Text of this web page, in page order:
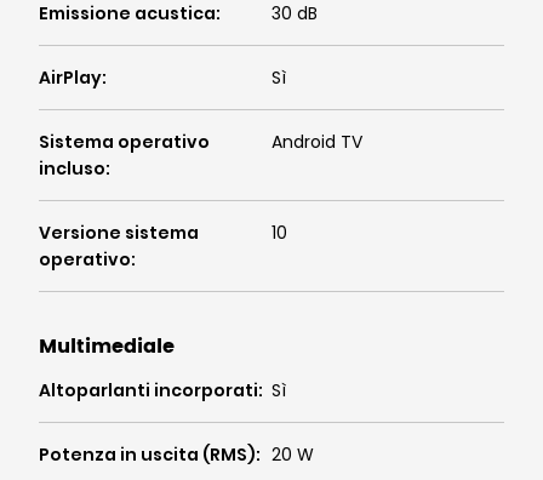
Emissione acustica: 30 dB
AirPlay: Sì
Sistema operativo
incluso:
Android TV
Versione sistema
operativo:
10
Multimediale
Altoparlanti incorporati: Sì
Potenza in uscita (RMS): 20 W